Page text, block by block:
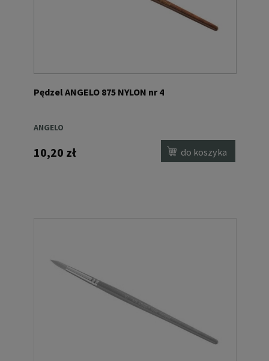
Pędzel ANGELO 875 NYLON nr 4
ANGELO
10,20 zł do koszyka